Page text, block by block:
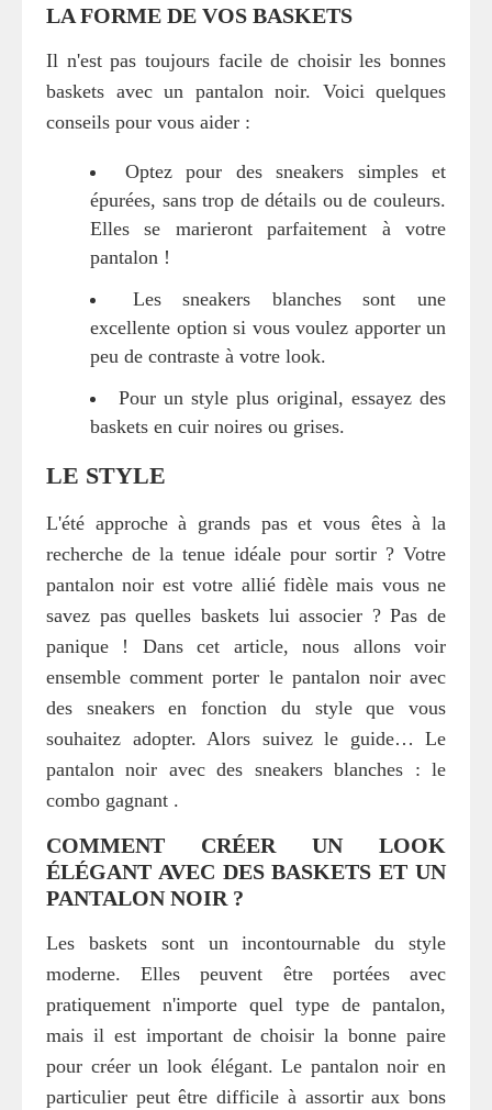
LA FORME DE VOS BASKETS
Il n'est pas toujours facile de choisir les bonnes
baskets avec un pantalon noir. Voici quelques
conseils pour vous aider :
Optez pour des sneakers simples et
épurées, sans trop de détails ou de couleurs.
Elles se marieront parfaitement à votre
pantalon !
Les sneakers blanches sont une
excellente option si vous voulez apporter un
peu de contraste à votre look.
Pour un style plus original, essayez des
baskets en cuir noires ou grises.
LE STYLE
L'été approche à grands pas et vous êtes à la
recherche de la tenue idéale pour sortir ? Votre
pantalon noir est votre allié fidèle mais vous ne
savez pas quelles baskets lui associer ? Pas de
panique ! Dans cet article, nous allons voir
ensemble comment porter le pantalon noir avec
des sneakers en fonction du style que vous
souhaitez adopter. Alors suivez le guide… Le
pantalon noir avec des sneakers blanches : le
combo gagnant .
COMMENT CRÉER UN LOOK
ÉLÉGANT AVEC DES BASKETS ET UN
PANTALON NOIR ?
Les baskets sont un incontournable du style
moderne. Elles peuvent être portées avec
pratiquement n'importe quel type de pantalon,
mais il est important de choisir la bonne paire
pour créer un look élégant. Le pantalon noir en
particulier peut être difficile à assortir aux bons